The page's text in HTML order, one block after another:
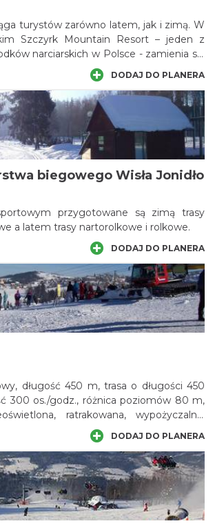
turystów zarówno latem, jak i zimą. W
Szczyrk Mountain Resort – jeden z
narciarskich w Polsce - zamienia się
białego szaleństwa, a latem okoliczne
są przez zapalonych rowerzystów i
DODAJ DO PLANERA
biegowego Wisła Jonidło
przygotowane są zimą trasy
a latem trasy nartorolkowe i rolkowe.
DODAJ DO PLANERA
długość 450 m, trasa o długości 450
300 os./godz., różnica poziomów 80 m,
ratrakowana, wypożyczalnia
punkt gastronomiczny, noclegi.
DODAJ DO PLANERA